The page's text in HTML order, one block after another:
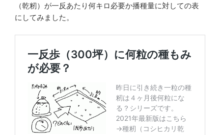
（乾籾）が一反あたり何キロ必要か播種量に対しての表
にしてみました。